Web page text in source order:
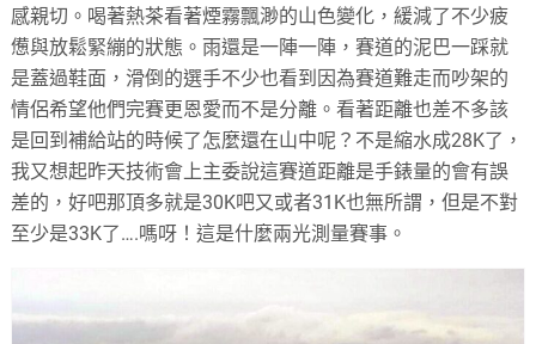
感親切。喝著熱茶看著煙霧飄渺的山色變化，緩減了不少疲
憊與放鬆緊繃的狀態。雨還是一陣一陣，賽道的泥巴一踩就
是蓋過鞋面，滑倒的選手不少也看到因為賽道難走而吵架的
情侶希望他們完賽更恩愛而不是分離。看著距離也差不多該
是回到補給站的時候了怎麼還在山中呢？不是縮水成28K了，
我又想起昨天技術會上主委說這賽道距離是手錶量的會有誤
差的，好吧那頂多就是30K吧又或者31K也無所謂，但是不對
至少是33K了….嗎呀！這是什麼兩光測量賽事。